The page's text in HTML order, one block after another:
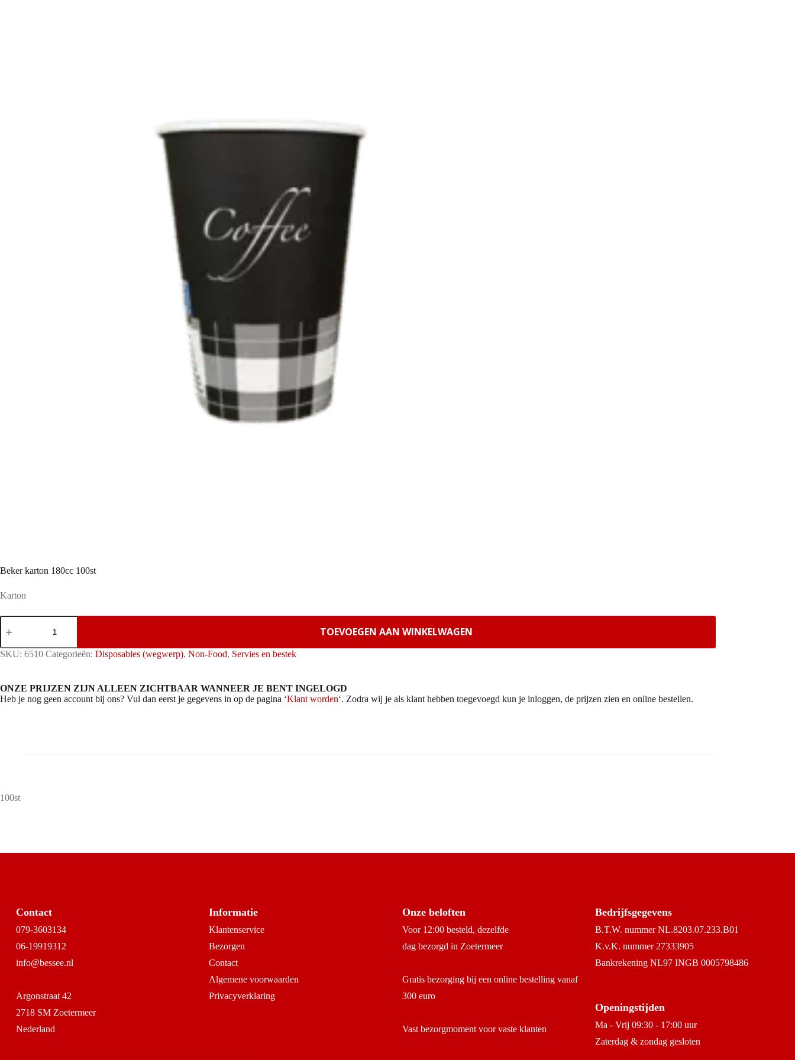
Beker karton 180cc 100st
Karton
Beker
karton
100st
aantal
TOEVOEGEN AAN WINKELWAGEN
SKU: 6510 Categorieën: Disposables (wegwerp), Non-Food, Servies en bestek
ONZE PRIJZEN ZIJN ALLEEN ZICHTBAAR WANNEER JE BENT INGELOGD
Heb je nog geen account bij ons? Vul dan eerst je gegevens in op de pagina ‘Klant worden‘. Zodra wij je als klant hebben toegevoegd kun je inloggen, de prijzen zien en online bestellen.
100st
Contact
079-3603134
06-19919312
info@bessee.nl
Argonstraat 42
2718 SM Zoetermeer
Nederland
Informatie
Klantenservice
Bezorgen
Contact
Algemene voorwaarden
Privacyverklaring
Onze beloften
Voor 12:00 besteld, dezelfde
dag bezorgd in Zoetermeer
Gratis bezorging bij een online bestelling vanaf
300 euro
Vast bezorgmoment voor vaste klanten
Bedrijfsgegevens
B.T.W. nummer NL.8203.07.233.B01
K.v.K. nummer 27333905
Bankrekening NL97 INGB 0005798486
Openingstijden
Ma - Vrij 09:30 - 17:00 uur
Zaterdag & zondag gesloten